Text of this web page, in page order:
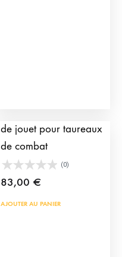
de jouet pour taureaux
de combat
(0)
83,00 €
AJOUTER AU PANIER